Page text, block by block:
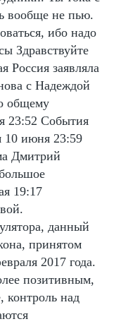
вообще не пью.
ибо надо
Здравствуйте
Россия заявляла
с Надеждой
общему
23:52 События
10 июня 23:59
Дмитрий
19:17
данный
принятом
2017 года.
позитивным,
контроль над